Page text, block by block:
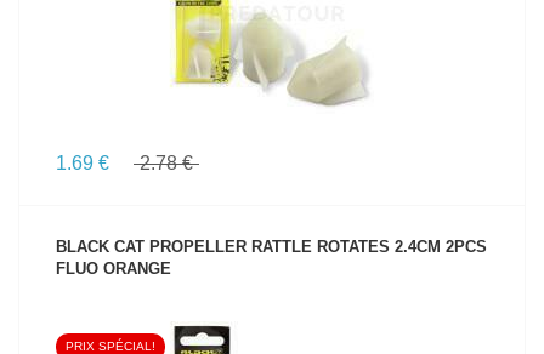
1.69 € 2.78 €
BLACK CAT PROPELLER RATTLE ROTATES 2.4CM 2PCS
FLUO ORANGE
PRIX SPÉCIAL!